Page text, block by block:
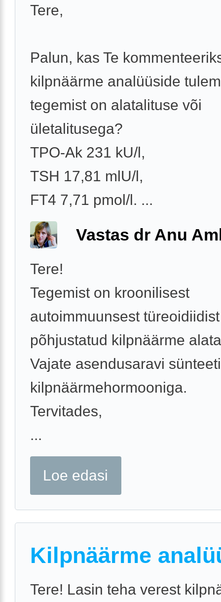
Tere,
Palun, kas Te
kilpnäärme analüüside
tegemist on alatalituse või
ületalitusega?
TPO-Ak 231 kU/l,
TSH 17,81 mlU/l,
FT4 7,71 pmol/l. ...
Vastas dr Anu
Tere!
Tegemist on kroonilisest
autoimmuunsest türeoidiidist
põhjustatud kilpnäärme
Vajate asendusaravi
kilpnäärmehormooniga.
Tervitades,
...
Loe edasi
Kilpnäärme
Tere! Lasin teha verest